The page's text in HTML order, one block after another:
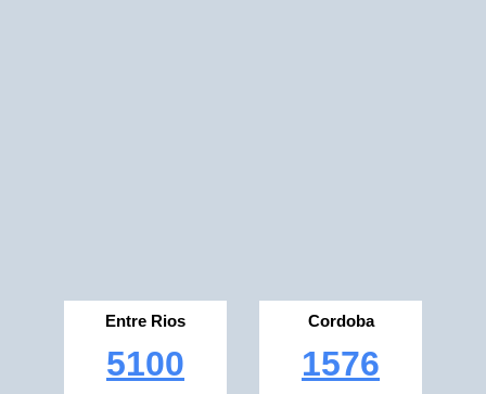
Entre Rios
5100
Cordoba
1576